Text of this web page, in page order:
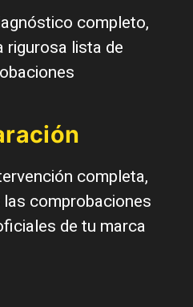
completo,
rigurosa lista de
completa,
comprobaciones
de tu marca